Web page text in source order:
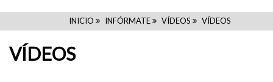
RUTA
INICIO INFÓRMATE VÍDEOS VÍDEOS
VÍDEOS